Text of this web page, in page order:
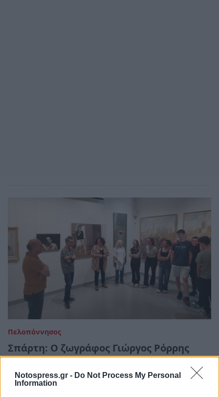
Notospress.gr - Do Not Process My Personal
Information
Πελοπόννησος
Σπάρτη: Ο ζωγράφος Γιώργος Ρόρρης
μιλάει σε μαθητές του 1ου ΓΕΛ (photos)
19 Απριλίου 2024 11:51